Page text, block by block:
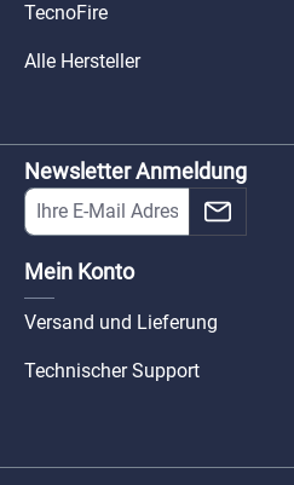
TecnoFire
Alle Hersteller
Newsletter Anmeldung
Mein Konto
Versand und Lieferung
Technischer Support